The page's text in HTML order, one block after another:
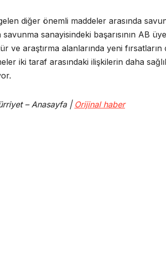
diğer önemli maddeler arasında
savunma sanayisindeki başarısının AB
ve araştırma alanlarında yeni
iki taraf arasındaki ilişkilerin daha
– Anasayfa | Orijinal haber